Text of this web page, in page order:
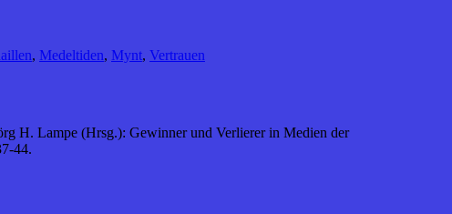
, Medeltiden, Mynt, Vertrauen
H. Lampe (Hrsg.): Gewinner und Verlierer in Medien der
44.